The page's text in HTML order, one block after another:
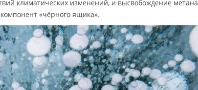
климатических изменений, и высвобождение метана
«чёрного ящика».